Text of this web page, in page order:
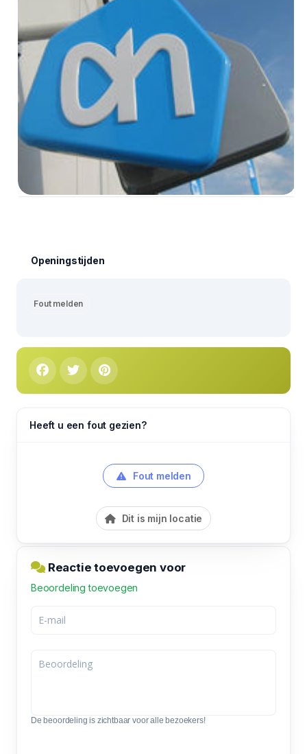
Openingstijden
Fout melden
Heeft u een fout gezien?
Fout melden
Dit is mijn locatie
Reactie toevoegen voor
Beoordeling toevoegen
De beoordeling is zichtbaar voor alle bezoekers!